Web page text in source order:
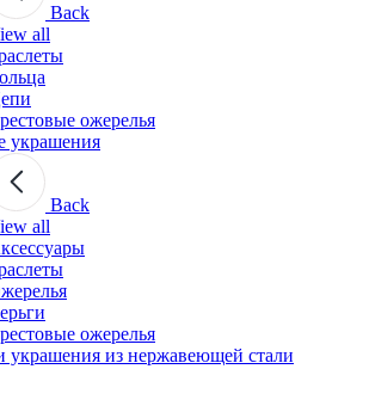
Back
all
ожерелья
украшения
Back
all
ожерелья
украшения из нержавеющей стали